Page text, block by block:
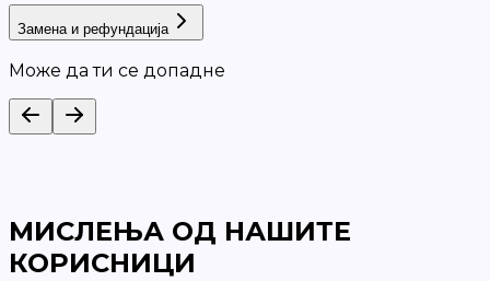
Замена и рефундација
Може да ти се допадне
МИСЛЕЊА ОД НАШИТЕ
КОРИСНИЦИ